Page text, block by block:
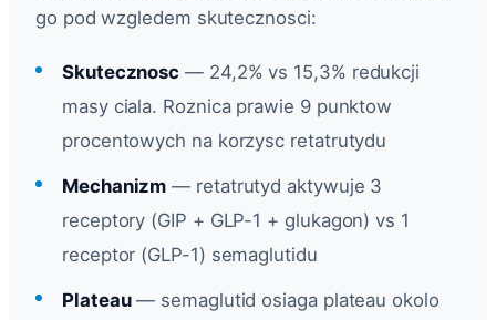
go pod wzgledem skutecznosci:
Skutecznosc — 24,2% vs 15,3% redukcji
masy ciala. Roznica prawie 9 punktow
procentowych na korzysc retatrutydu
Mechanizm — retatrutyd aktywuje 3
receptory (GIP + GLP-1 + glukagon) vs 1
receptor (GLP-1) semaglutidu
Plateau— semaglutid osiaga plateau okolo